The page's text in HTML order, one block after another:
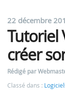
22 décembre
Tutoriel
créer
Rédigé par
Classé dans :